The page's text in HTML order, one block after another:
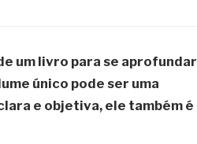
um livro para se aprofundar
único pode ser uma
e objetiva, ele também é